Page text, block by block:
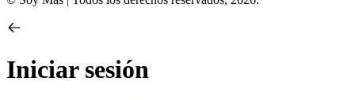
Iniciar sesión